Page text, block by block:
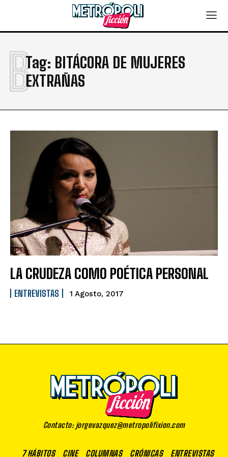
Tag: BITÁCORA DE MUJERES
EXTRAÑAS
B
LA CRUDEZA COMO POÉTICA PERSONAL
ENTREVISTAS 1 Agosto, 2017
Contacto: jorgevazquez@metropolifixion.com
7 HÁBITOS CINE COLUMNAS CRÓNICAS ENTREVISTAS